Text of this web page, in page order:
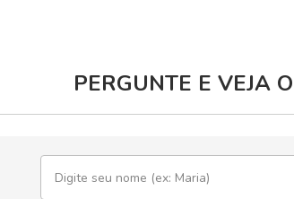
PERGUNTE E VEJA